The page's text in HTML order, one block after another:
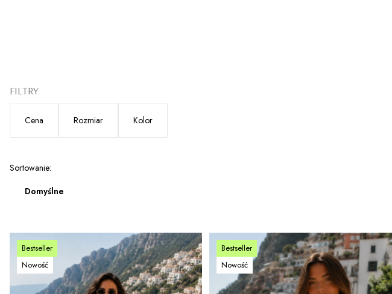
FILTRY
Cena Rozmiar Kolor
Lista produktów
Sortowanie:
Domyślne
Bestseller
Nowość
Bestseller
Nowość